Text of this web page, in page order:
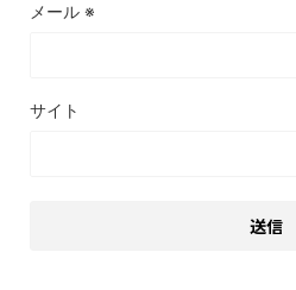
メール ※
サイト